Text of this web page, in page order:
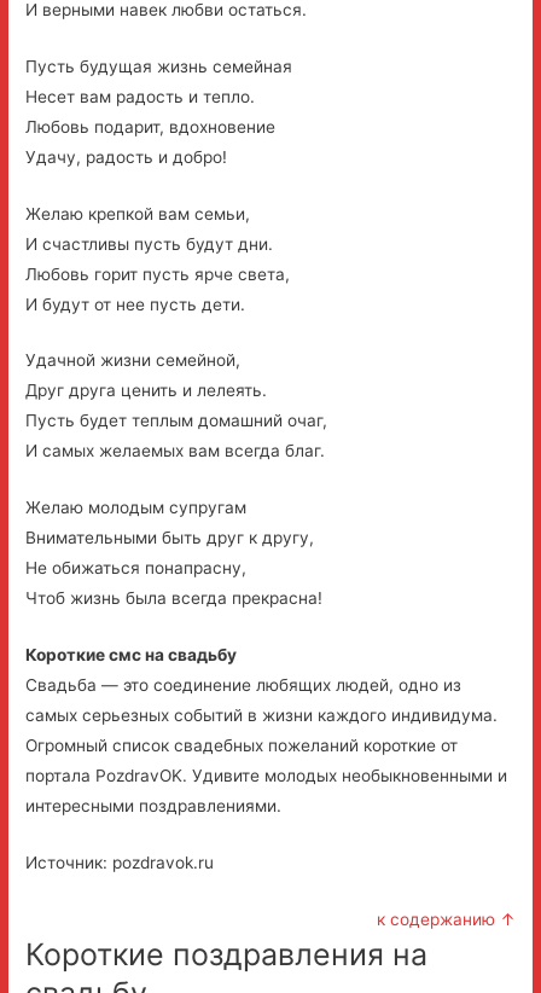
И верными навек любви остаться.
Пусть будущая жизнь семейная
Несет вам радость и тепло.
Любовь подарит, вдохновение
Удачу, радость и добро!
Желаю крепкой вам семьи,
И счастливы пусть будут дни.
Любовь горит пусть ярче света,
И будут от нее пусть дети.
Удачной жизни семейной,
Друг друга ценить и лелеять.
Пусть будет теплым домашний очаг,
И самых желаемых вам всегда благ.
Желаю молодым супругам
Внимательными быть друг к другу,
Не обижаться понапрасну,
Чтоб жизнь была всегда прекрасна!
Короткие смс на свадьбу
Свадьба — это соединение любящих людей, одно из
самых серьезных событий в жизни каждого индивидума.
Огромный список свадебных пожеланий короткие от
портала PozdravOK. Удивите молодых необыкновенными и
интересными поздравлениями.
Источник: pozdravok.ru
к содержанию ↑
Короткие поздравления на